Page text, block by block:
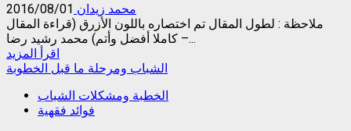
محمد زيدان 2016/08/01
ملاحظة : لطول المقال تم اختصاره باللون الأزرق (قراءة المقال
كاملا أفضل وأتم) محمد رشيد رضا –...
اقرأ المزيد
more
الحياة
الزوجية
الشباب ومرحلة ما قبل الخطوبة
الخطبة ومشكلات الشباب
فوائد فقهية